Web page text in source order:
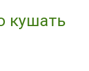
кушать